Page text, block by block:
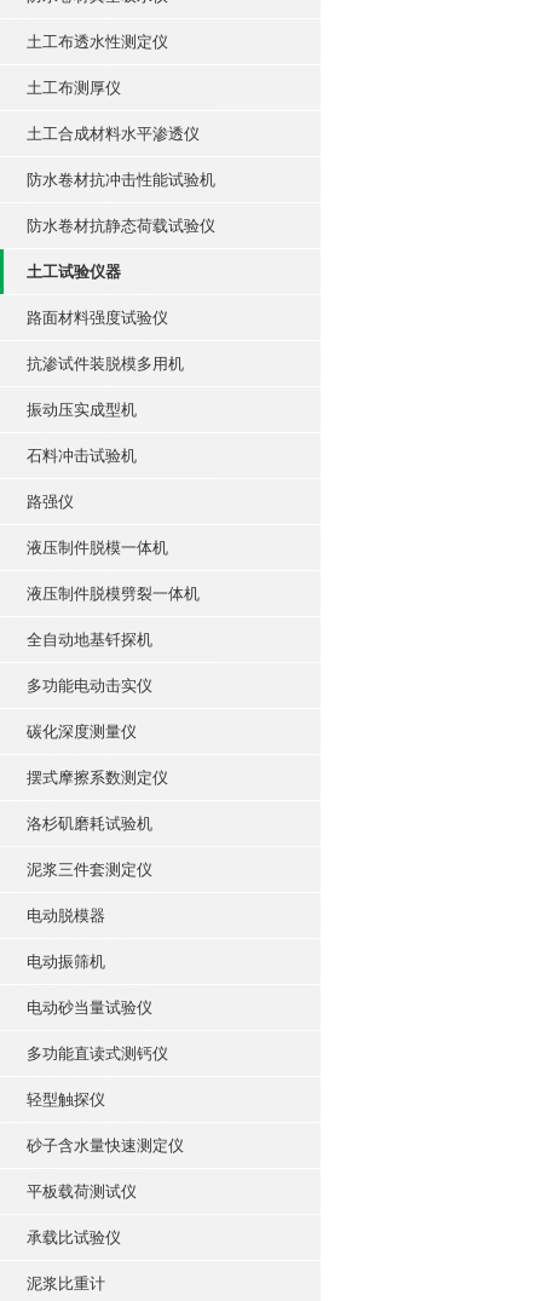
土工布透水性测定仪
土工布测厚仪
土工合成材料水平渗透仪
防水卷材抗冲击性能试验机
防水卷材抗静态荷载试验仪
土工试验仪器
路面材料强度试验仪
抗渗试件装脱模多用机
振动压实成型机
石料冲击试验机
路强仪
液压制件脱模一体机
液压制件脱模劈裂一体机
全自动地基钎探机
多功能电动击实仪
碳化深度测量仪
摆式摩擦系数测定仪
洛杉矶磨耗试验机
泥浆三件套测定仪
电动脱模器
电动振筛机
电动砂当量试验仪
多功能直读式测钙仪
轻型触探仪
砂子含水量快速测定仪
平板载荷测试仪
承载比试验仪
泥浆比重计